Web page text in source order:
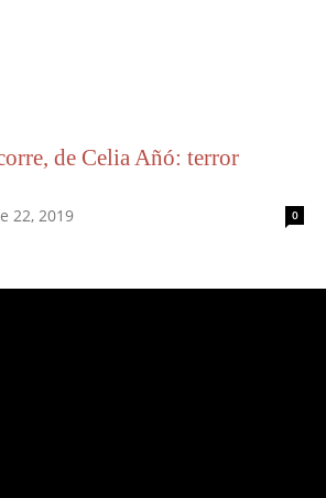
de Celia Añó: terror
22, 2019 0